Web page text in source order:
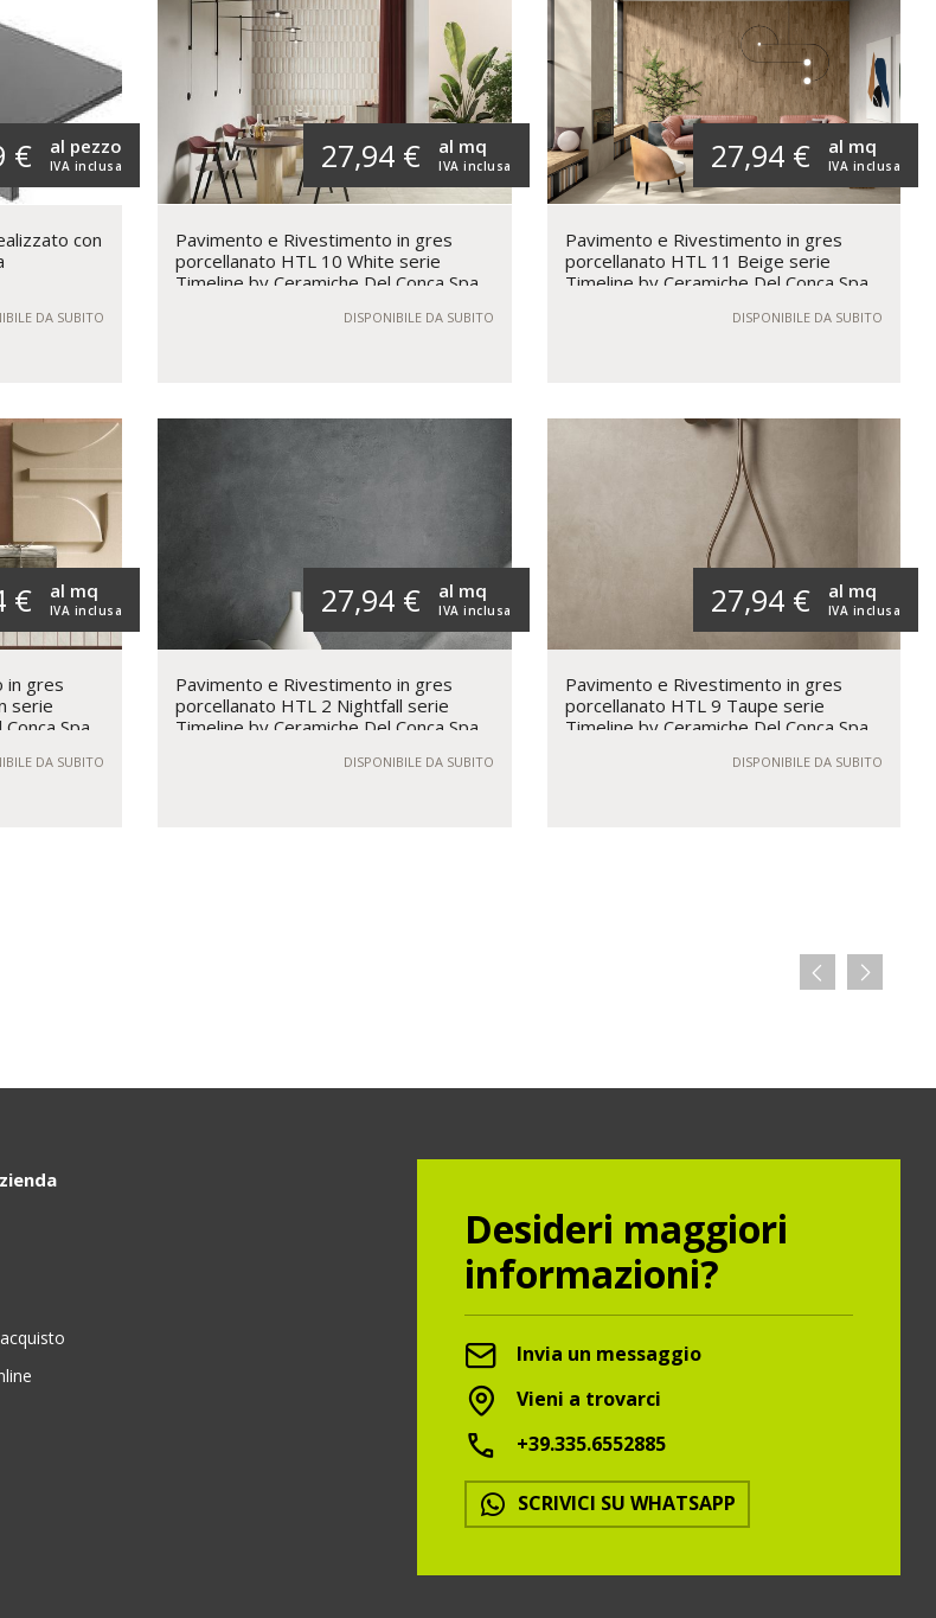
€ IVA inclusa
al pezzo
con
DA SUBITO
27,94 € IVA inclusa
al mq
Pavimento e Rivestimento in gres
porcellanato HTL 10 White serie
Timeline by Ceramiche Del Conca Spa
DISPONIBILE DA SUBITO
27,94 € IVA inclusa
al mq
Pavimento e Rivestimento in gres
porcellanato HTL 11 Beige serie
Timeline by Ceramiche Del Conca Spa
DISPONIBILE DA SUBITO
€ IVA inclusa
al mq
in gres
serie
Spa
DA SUBITO
27,94 € IVA inclusa
al mq
Pavimento e Rivestimento in gres
porcellanato HTL 2 Nightfall serie
Timeline by Ceramiche Del Conca Spa
DISPONIBILE DA SUBITO
27,94 € IVA inclusa
al mq
Pavimento e Rivestimento in gres
porcellanato HTL 9 Taupe serie
Timeline by Ceramiche Del Conca Spa
DISPONIBILE DA SUBITO
Desideri maggiori
informazioni?
Invia un messaggio
Vieni a trovarci
+39.335.6552885
SCRIVICI SU WHATSAPP